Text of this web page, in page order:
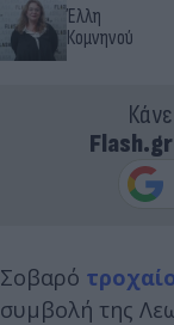
Έλλη
Κομνηνού
Flash.gr
Σοβαρό
συμβολή της